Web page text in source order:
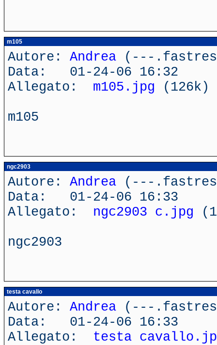
m105
Autore: Andrea (---
Data: 01-24-06 16:32
Allegato: m105.jpg (126k)
m105
ngc2903
Autore: Andrea (---
Data: 01-24-06 16:33
Allegato: ngc2903 c.jpg
ngc2903
testa cavallo
Autore: Andrea (---
Data: 01-24-06 16:33
Allegato: testa